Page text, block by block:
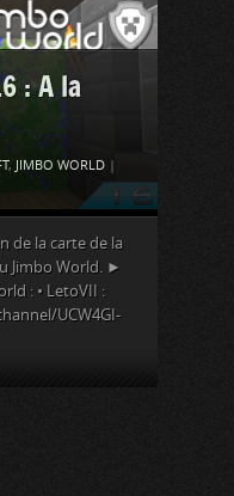
: A la
, JIMBO WORLD
de la carte de la
Jimbo World. ►
: • LetoVII :
UCW4GI-